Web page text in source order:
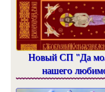
Новый СП "Да
нашего